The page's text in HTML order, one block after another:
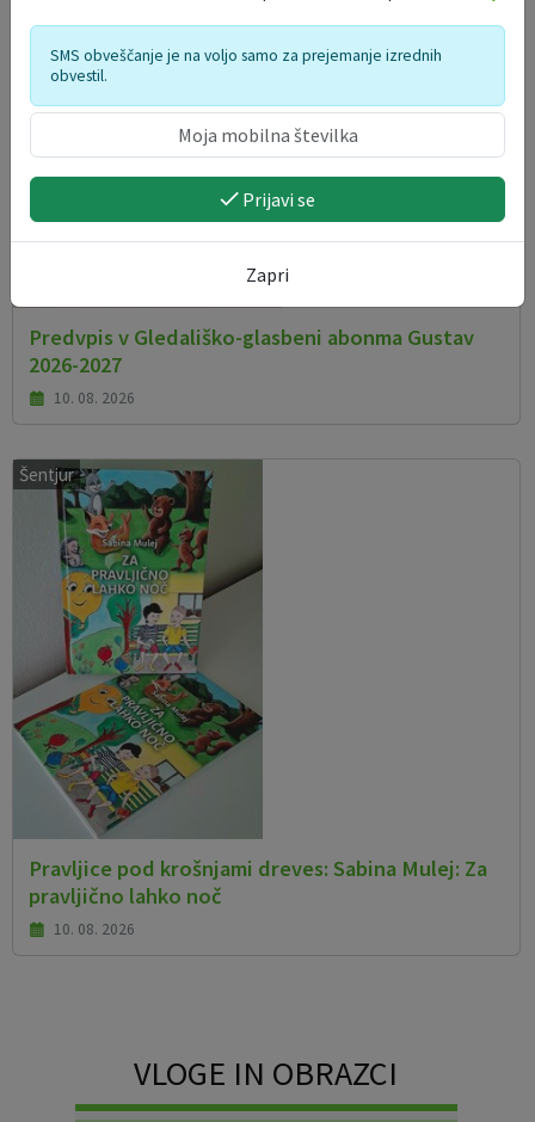
Predvpis v Gledališko-glasbeni abonma Gustav
2026-2027
10. 08. 2026
Šentjur
Pravljice pod krošnjami dreves: Sabina Mulej: Za
pravljično lahko noč
10. 08. 2026
VLOGE IN OBRAZCI
SMS obveščanje je na voljo samo za prejemanje izrednih
obvestil.
Prijavi se
Zapri